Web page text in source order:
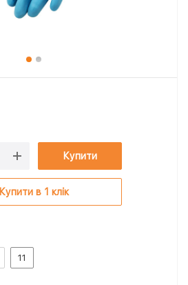
11
Купити
Купити в 1 клік